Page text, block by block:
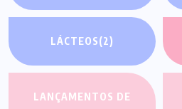
LÁCTEOS(2)
LANÇAMENTOS DE